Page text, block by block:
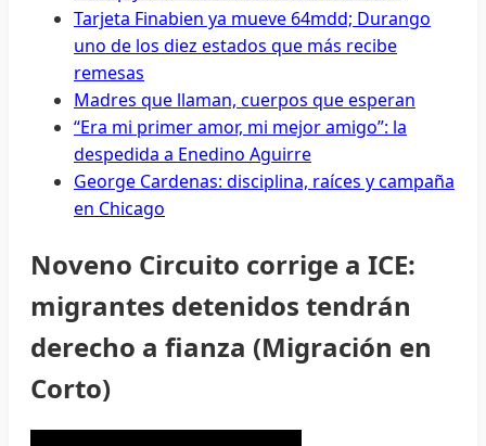
Tarjeta Finabien ya mueve 64mdd; Durango
uno de los diez estados que más recibe
remesas
Madres que llaman, cuerpos que esperan
“Era mi primer amor, mi mejor amigo”: la
despedida a Enedino Aguirre
George Cardenas: disciplina, raíces y campaña
en Chicago
Noveno Circuito corrige a ICE:
migrantes detenidos tendrán
derecho a fianza (Migración en
Corto)